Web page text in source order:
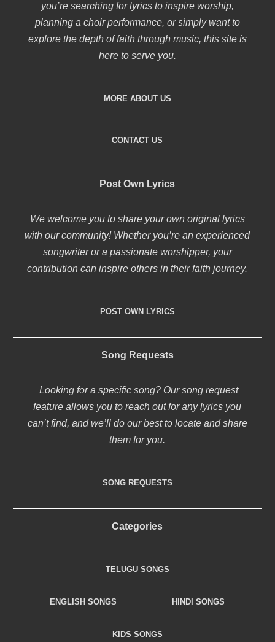
you’re searching for lyrics to inspire worship,
planning a choir performance, or simply want to
explore the depth of faith through music, this site is
here to serve you.
MORE ABOUT US
CONTACT US
Post Own Lyrics
We welcome you to share your own original lyrics
with our community! Whether you’re an experienced
songwriter or a passionate worshipper, your
contribution can inspire others in their faith journey.
POST OWN LYRICS
Song Requests
Looking for a specific song? Our song request
feature allows you to reach out for any lyrics you
can’t find, and we’ll do our best to locate and share
them for you.
SONG REQUESTS
Categories
TELUGU SONGS
ENGLISH SONGS HINDI SONGS
KIDS SONGS